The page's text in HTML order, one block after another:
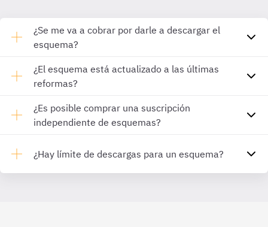
¿Se me va a cobrar por darle a descargar el
esquema?
¿El esquema está actualizado a las últimas
reformas?
¿Es posible comprar una suscripción
independiente de esquemas?
¿Hay límite de descargas para un esquema?